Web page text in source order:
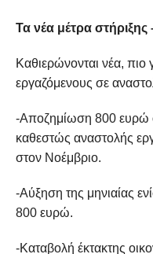
Τα νέα μέτρα στήριξης
Καθιερώνονται νέα, πιο
εργαζόμενους σε
-Αποζημίωση 800 ευρώ
καθεστώς αναστολής
στον Νοέμβριο.
-Αύξηση της μηνιαίας
800 ευρώ.
-Καταβολή έκτακτης